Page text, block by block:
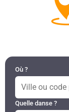
Où ?
Quelle danse ?